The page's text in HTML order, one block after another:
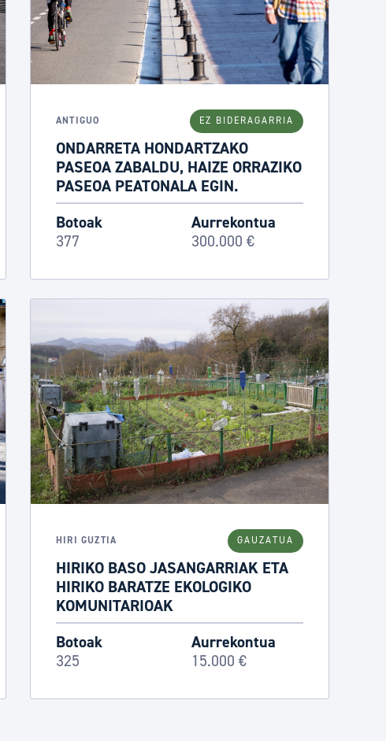
ANTIGUO EZ BIDERAGARRIA
ONDARRETA HONDARTZAKO
PASEOA ZABALDU, HAIZE ORRAZIKO
PASEOA PEATONALA EGIN.
Botoak
377
Aurrekontua
300.000 €
HIRI GUZTIA GAUZATUA
HIRIKO BASO JASANGARRIAK ETA
HIRIKO BARATZE EKOLOGIKO
KOMUNITARIOAK
Botoak
325
Aurrekontua
15.000 €